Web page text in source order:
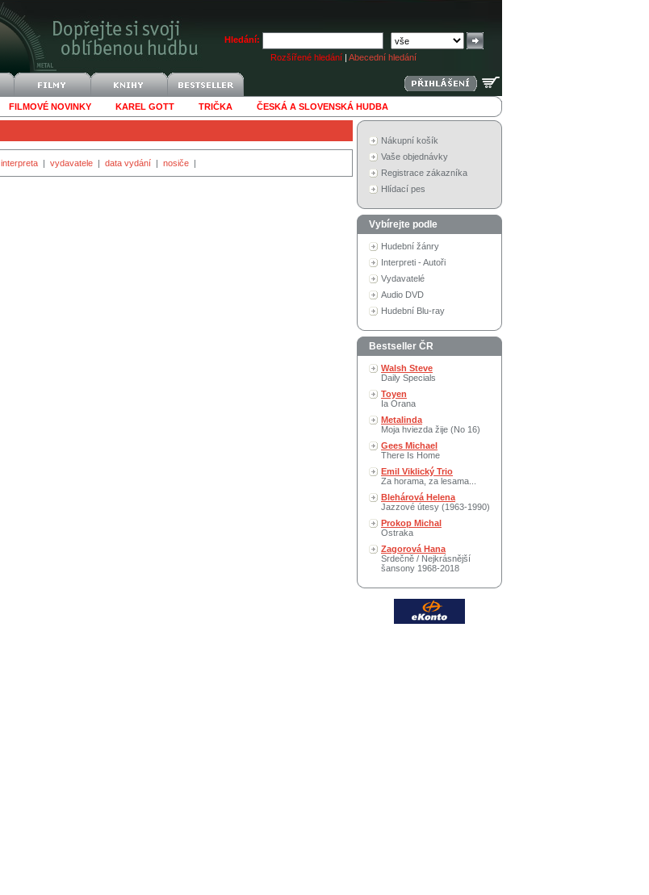
Hledání:
Rozšířené hledání | Abecední hledání
FILMOVÉ NOVINKY KAREL GOTT TRIČKA ČESKÁ A SLOVENSKÁ HUDBA
interpreta | vydavatele | data vydání | nosiče |
Nákupní košík
Vaše objednávky
Registrace zákazníka
Hlídací pes
Vybírejte podle
Hudební žánry
Interpreti - Autoři
Vydavatelé
Audio DVD
Hudební Blu-ray
Bestseller ČR
Walsh Steve
Daily Specials
Toyen
Ia Orana
Metalinda
Moja hviezda žije (No 16)
Gees Michael
There Is Home
Emil Viklický Trio
Za horama, za lesama...
Blehárová Helena
Jazzové útesy (1963-1990)
Prokop Michal
Ostraka
Zagorová Hana
Srdečně / Nejkrásnější
šansony 1968-2018